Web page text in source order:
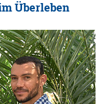
Überleben